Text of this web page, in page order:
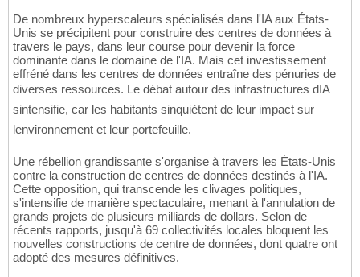
De nombreux hyperscaleurs spécialisés dans l'IA aux États-
Unis se précipitent pour construire des centres de données à
travers le pays, dans leur course pour devenir la force
dominante dans le domaine de l'IA. Mais cet investissement
effréné dans les centres de données entraîne des pénuries de
diverses ressources. Le débat autour des infrastructures dIA
sintensifie, car les habitants sinquiètent de leur impact sur
lenvironnement et leur portefeuille.
Une rébellion grandissante s'organise à travers les États-Unis
contre la construction de centres de données destinés à l'IA.
Cette opposition, qui transcende les clivages politiques,
s'intensifie de manière spectaculaire, menant à l'annulation de
grands projets de plusieurs milliards de dollars. Selon de
récents rapports, jusqu'à 69 collectivités locales bloquent les
nouvelles constructions de centre de données, dont quatre ont
adopté des mesures définitives.